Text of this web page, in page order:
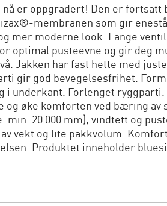
er oppgradert! Den er fortsatt
membranen som gir
mer moderne look. Lange
optimal pusteevne og gir deg
Jakken har fast hette med
gir god bevegelsesfrihet.
i underkant. Forlenget
øke komforten ved bæring av
20 000 mm), vindtett og
vekt og lite pakkvolum.
Produktet inneholder